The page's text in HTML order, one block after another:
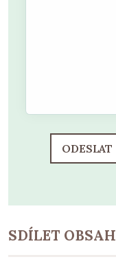
ODESLAT
SDÍLET OBSAH